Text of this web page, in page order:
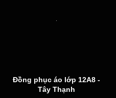
Đồng phục áo lớp 12A8 -
Tây Thạnh